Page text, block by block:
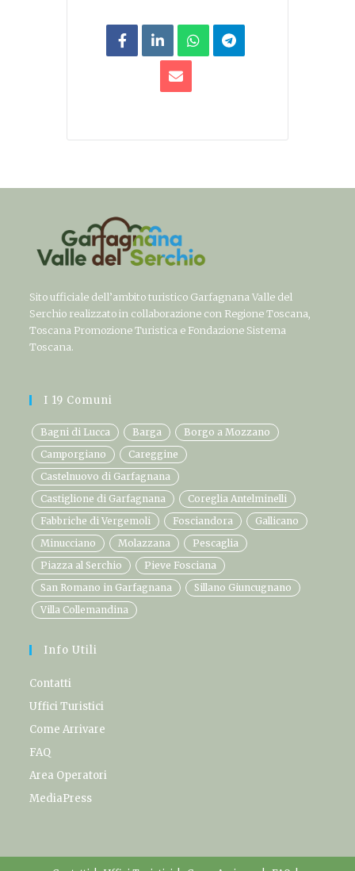
Sito ufficiale dell’ambito turistico Garfagnana Valle del
Serchio realizzato in collaborazione con Regione Toscana,
Toscana Promozione Turistica e Fondazione Sistema
Toscana.
I 19 Comuni
Bagni di Lucca Barga
Borgo a Mozzano
Camporgiano
Careggine
Castelnuovo di Garfagnana
Castiglione di Garfagnana
Coreglia Antelminelli
Fabbriche di Vergemoli
Fosciandora
Gallicano
Minucciano
Molazzana
Pescaglia
Piazza al Serchio
Pieve Fosciana
San Romano in Garfagnana
Sillano Giuncugnano
Villa Collemandina
Info Utili
Contatti
Uffici Turistici
Come Arrivare
FAQ
Area Operatori
MediaPress